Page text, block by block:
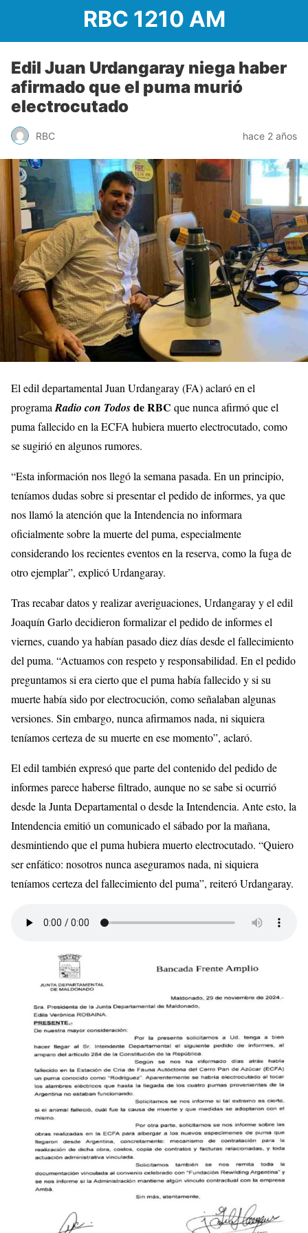
RBC 1210 AM
Edil Juan Urdangaray niega haber
afirmado que el puma murió
electrocutado
RBC hace 2 años
El edil departamental Juan Urdangaray (FA) aclaró en el
programa Radio con Todosde RBC que nunca afirmó que el
puma fallecido en la ECFA hubiera muerto electrocutado, como
se sugirió en algunos rumores.
“Esta información nos llegó la semana pasada. En un principio,
teníamos dudas sobre si presentar el pedido de informes, ya que
nos llamó la atención que la Intendencia no informara
oficialmente sobre la muerte del puma, especialmente
considerando los recientes eventos en la reserva, como la fuga de
otro ejemplar”, explicó Urdangaray.
Tras recabar datos y realizar averiguaciones, Urdangaray y el edil
Joaquín Garlo decidieron formalizar el pedido de informes el
viernes, cuando ya habían pasado diez días desde el fallecimiento
del puma. “Actuamos con respeto y responsabilidad. En el pedido
preguntamos si era cierto que el puma había fallecido y si su
muerte había sido por electrocución, como señalaban algunas
versiones. Sin embargo, nunca afirmamos nada, ni siquiera
teníamos certeza de su muerte en ese momento”, aclaró.
El edil también expresó que parte del contenido del pedido de
informes parece haberse filtrado, aunque no se sabe si ocurrió
desde la Junta Departamental o desde la Intendencia. Ante esto, la
Intendencia emitió un comunicado el sábado por la mañana,
desmintiendo que el puma hubiera muerto electrocutado. “Quiero
ser enfático: nosotros nunca aseguramos nada, ni siquiera
teníamos certeza del fallecimiento del puma”, reiteró Urdangaray.